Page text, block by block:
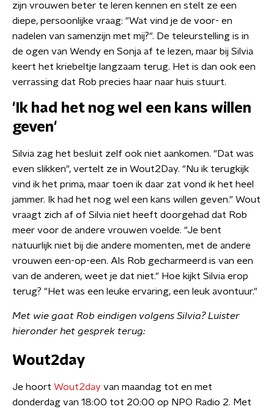
zijn vrouwen beter te leren kennen en stelt ze een
diepe, persoonlijke vraag: "Wat vind je de voor- en
nadelen van samenzijn met mij?". De teleurstelling is in
de ogen van Wendy en Sonja af te lezen, maar bij Silvia
keert het kriebeltje langzaam terug. Het is dan ook een
verrassing dat Rob precies haar naar huis stuurt.
'Ik had het nog wel een kans willen
geven'
Silvia zag het besluit zelf ook niet aankomen. "Dat was
even slikken", vertelt ze in Wout2Day. "Nu ik terugkijk
vind ik het prima, maar toen ik daar zat vond ik het heel
jammer. Ik had het nog wel een kans willen geven." Wout
vraagt zich af of Silvia niet heeft doorgehad dat Rob
meer voor de andere vrouwen voelde. "Je bent
natuurlijk niet bij die andere momenten, met de andere
vrouwen een-op-een. Als Rob gecharmeerd is van een
van de anderen, weet je dat niet." Hoe kijkt Silvia erop
terug? "Het was een leuke ervaring, een leuk avontuur."
Met wie gaat Rob eindigen volgens Silvia? Luister
hieronder het gesprek terug:
Wout2day
Je hoort Wout2day van maandag tot en met
donderdag van 18:00 tot 20:00 op NPO Radio 2. Met